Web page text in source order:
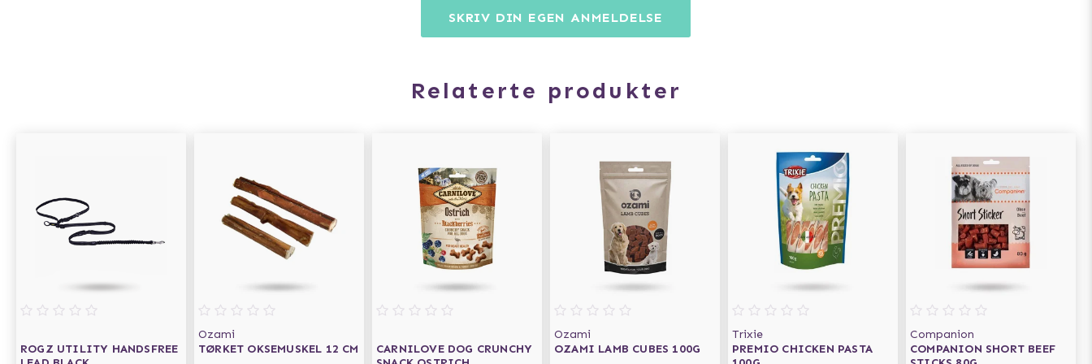
SKRIV DIN EGEN ANMELDELSE
Relaterte produkter
ROGZ UTILITY HANDSFREE
Ozami
TØRKET OKSEMUSKEL 12 CM
CARNILOVE DOG CRUNCHY
Ozami
OZAMI LAMB CUBES 100G
Trixie
PREMIO CHICKEN PASTA
Companion
COMPANION SHORT BEEF